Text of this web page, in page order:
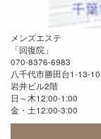
メンズエステ
「回復院 」
070-8376-6983
八千代市勝田台1-13-10
岩井ビル2階
日～木12:00-1:00
金・土12:00-3:00